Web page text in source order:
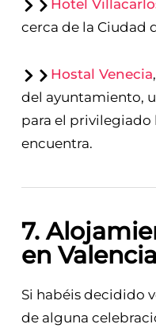
Hotel
cerca de la Ciudad
Hostal Venecia
del ayuntamiento,
para el privilegiado
encuentra.
7.
en Valencia
Si habéis decidido
de alguna